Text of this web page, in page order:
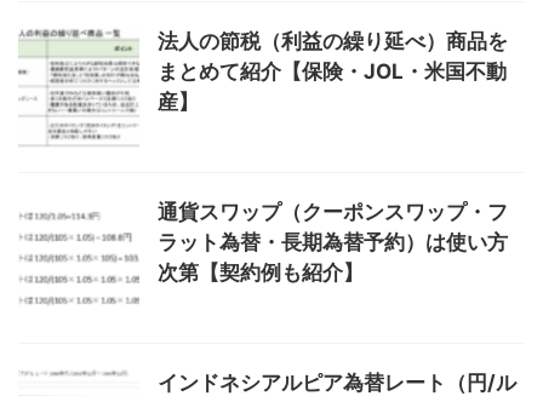
法人の節税（利益の繰り延べ）商品を
まとめて紹介【保険・JOL・米国不動
産】
通貨スワップ（クーポンスワップ・フ
ラット為替・長期為替予約）は使い方
次第【契約例も紹介】
インドネシアルピア為替レート（円/ル